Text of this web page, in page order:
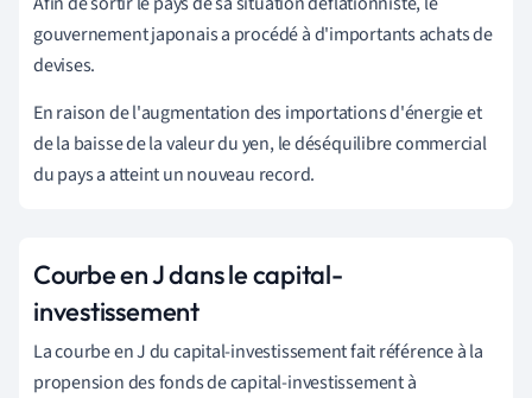
gouvernement japonais a procédé à d'importants achats de
devises.
En raison de l'augmentation des importations d'énergie et
de la baisse de la valeur du yen, le déséquilibre commercial
du pays a atteint un nouveau record.
Courbe en J dans le capital-
investissement
La courbe en J du capital-investissement fait référence à la
propension des fonds de capital-investissement à